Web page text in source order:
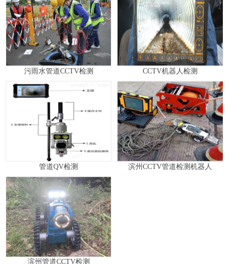
污雨水管道CCTV检测 CCTV机器人检测
管道QV检测 滨州CCTV管道检测机器人
滨州管道CCTV检测